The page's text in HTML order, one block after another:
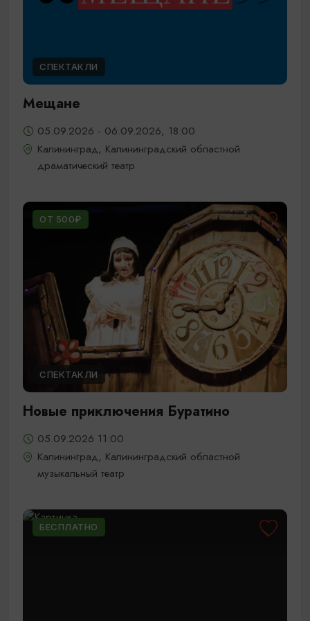
СПЕКТАКЛИ
Мещане
05.09.2026 - 06.09.2026, 18:00
Калининград, Калининградский областной
драматический театр
ОТ 500₽
СПЕКТАКЛИ
Новые приключения Буратино
05.09.2026 11:00
Калининград, Калининградский областной
музыкальный театр
БЕСПЛАТНО